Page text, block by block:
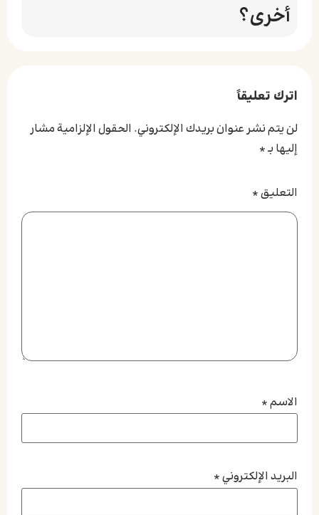
أخرى؟
اترك تعليقاً
لن يتم نشر عنوان بريدك الإلكتروني. الحقول الإلزامية مشار
إليها بـ*
التعليق*
الاسم*
البريد الإلكتروني*